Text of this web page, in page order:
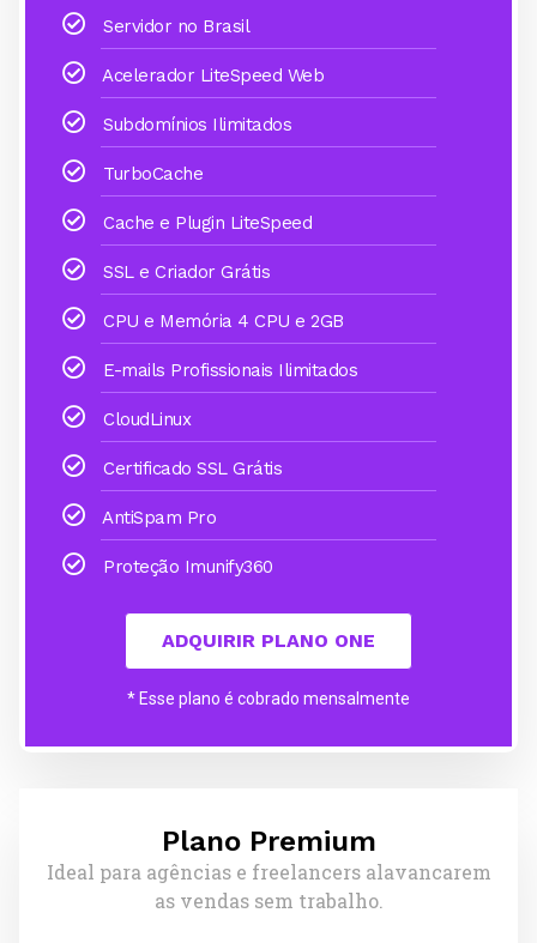
Servidor no Brasil
Acelerador LiteSpeed Web
Subdomínios Ilimitados
TurboCache
Cache e Plugin LiteSpeed
SSL e Criador Grátis
CPU e Memória 4 CPU e 2GB
E-mails Profissionais Ilimitados
CloudLinux
Certificado SSL Grátis
AntiSpam Pro
Proteção Imunify360
ADQUIRIR PLANO ONE
* Esse plano é cobrado mensalmente
Plano Premium
Ideal para agências e freelancers alavancarem
as vendas sem trabalho.